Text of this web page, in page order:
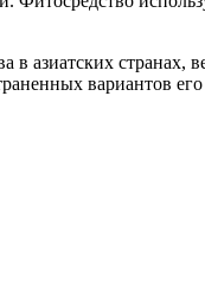
в азиатских
вариантов